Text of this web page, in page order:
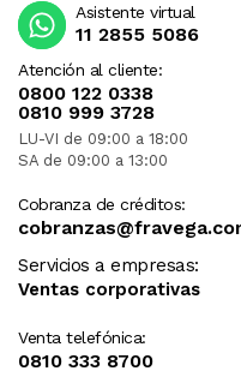
Atención al cliente:
0800 122 0338
0810 999 3728
LU-VI de 09:00 a 18:00
SA de 09:00 a 13:00
Cobranza de créditos:
Servicios a empresas:
Ventas corporativas
Venta telefónica:
0810 333 8700
Asistente virtual
11 2855 5086